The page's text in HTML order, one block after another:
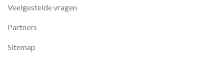
Veelgestelde vragen
Partners
Sitemap